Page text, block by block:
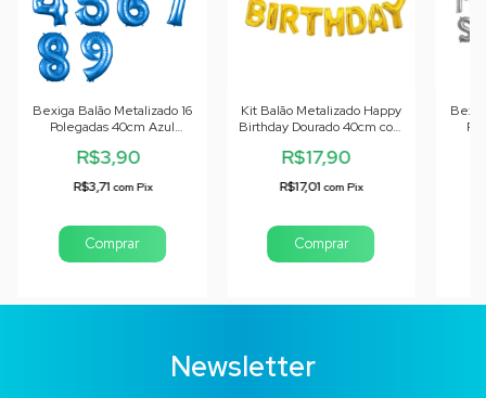
Bexiga Balão Metalizado 16
Polegadas 40cm Azul
R$3,90
R$3,71com Pix
Comprar
Kit Balão Metalizado Happy
Birthday Dourado 40cm com
R$17,90
R$17,01com Pix
Newsletter